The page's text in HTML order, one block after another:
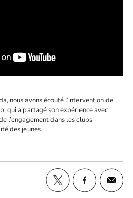
nous avons écouté l’intervention de
qui a partagé son expérience avec
l’engagement dans les clubs
des jeunes.